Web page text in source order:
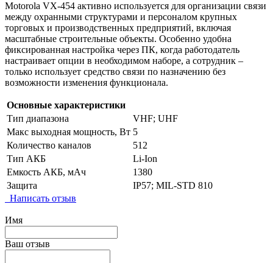
Motorola VX-454 активно используется для организации связи
между охранными структурами и персоналом крупных
торговых и производственных предприятий, включая
масштабные строительные объекты. Особенно удобна
фиксированная настройка через ПК, когда работодатель
настраивает опции в необходимом наборе, а сотрудник –
только использует средство связи по назначению без
возможности изменения функционала.
Основные характеристики
Тип диапазона
VHF; UHF
Макс выходная мощность, Вт 5
Количество каналов
512
Тип АКБ
Li-Ion
Емкость АКБ, мАч
1380
Защита
IP57; MIL-STD 810
Написать отзыв
Имя
Ваш отзыв